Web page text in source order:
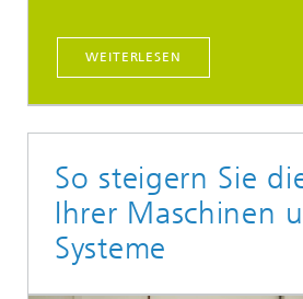
WEITERLESEN
So steigern Sie
Ihrer Maschinen
Systeme